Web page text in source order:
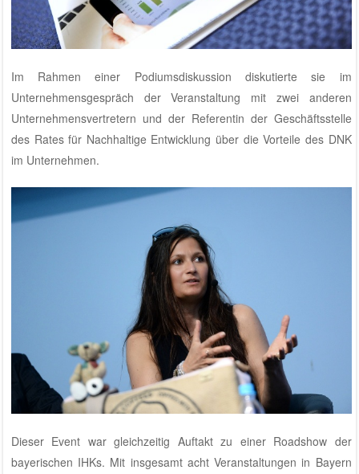
Im Rahmen einer Podiumsdiskussion diskutierte sie im
Unternehmensgespräch der Veranstaltung mit zwei anderen
Unternehmensvertretern und der Referentin der Geschäftsstelle
des Rates für Nachhaltige Entwicklung über die Vorteile des DNK
im Unternehmen.
Dieser Event war gleichzeitig Auftakt zu einer Roadshow der
bayerischen IHKs. Mit insgesamt acht Veranstaltungen in Bayern